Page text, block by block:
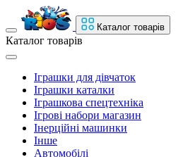
Каталог товарів
Каталог товарів
Іграшки для дівчаток
Іграшки каталки
Іграшкова спецтехніка
Ігрові набори магазин
Інерційні машинки
Інше
Автомобілі